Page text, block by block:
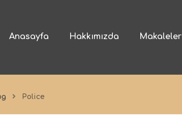
Anasayfa Hakkımızda Makaleler
Police